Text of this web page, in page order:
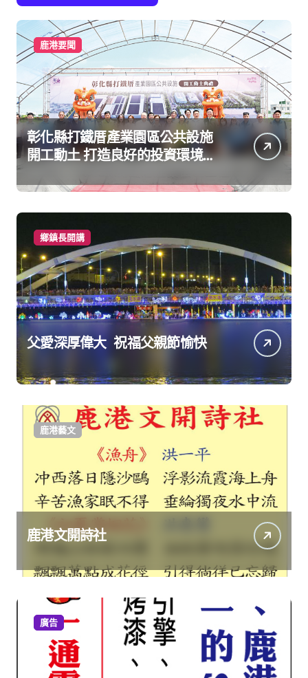
鹿港要聞
彰化縣打鐵厝產業園區公共設施
開工動土 打造良好的投資環境讓
鄉鎮長開講
父愛深厚偉大 祝福父親節愉快
鹿港藝文
鹿港文開詩社
廣告